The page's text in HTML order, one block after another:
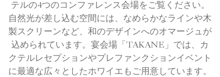
テルの4つのコンファレンス会場をご覧ください。
自然光が差し込む空間には、なめらかなラインや木
製スクリーンなど、和のデザインへのオマージュが
込められています。宴会場「TAKANE」では、カ
クテルレセプションやプレファンクションイベント
に最適な広々としたホワイエもご用意しています。